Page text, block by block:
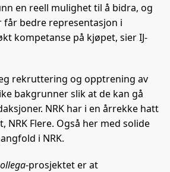
en reell mulighet til å bidra, og
får bedre representasjon i
kompetanse på kjøpet, sier IJ-
rekruttering og opptrening av
bakgrunner slik at de kan gå
NRK har i en årrekke hatt
NRK Flere. Også her med solide
i NRK.
-prosjektet er at